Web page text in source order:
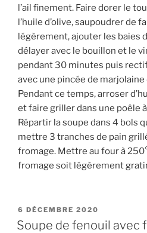
l’ail finement. Faire dorer le
l’huile d’olive, saupoudrer de
légèrement, ajouter les baies
délayer avec le bouillon et le
pendant 30 minutes puis
avec une pincée de
Pendant ce temps, arroser
et faire griller dans une poêle
Répartir la soupe dans 4 bols
mettre 3 tranches de pain
fromage. Mettre au four à
fromage soit légèrement
PUBLIÉ
LE
6 DÉCEMBRE 2020
Soupe de fenouil avec